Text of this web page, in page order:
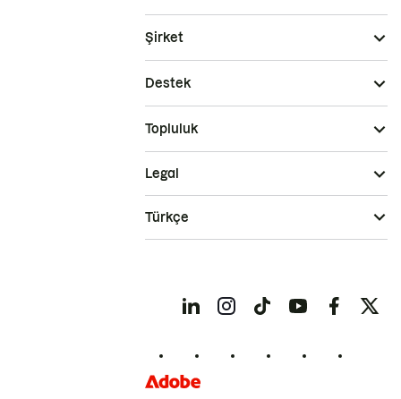
Şirket
Destek
Topluluk
Legal
Türkçe